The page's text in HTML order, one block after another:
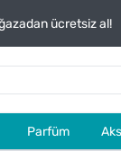
ücretsiz al!
Parfüm